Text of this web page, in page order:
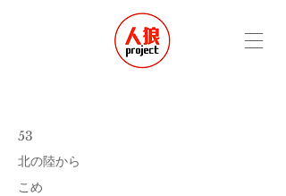
53
北の陸から
こめ